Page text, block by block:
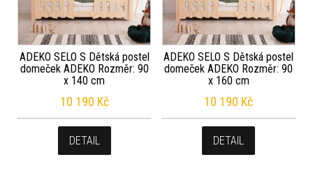
ADEKO SELO S Dětská postel
domeček ADEKO Rozměr: 90
x 140 cm
10 190 Kč
DETAIL
ADEKO SELO S Dětská postel
domeček ADEKO Rozměr: 90
x 160 cm
10 190 Kč
DETAIL